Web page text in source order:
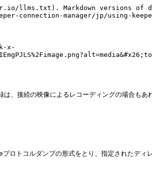
llms.txt). Markdown versions of
connection-manager/jp/using-
x-
、接続の映像によるレコーディングの場合も
ロトコルダンプの形式をとり、指定されたディ